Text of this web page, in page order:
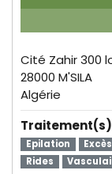
Cité Zahir 300
28000 M'SILA
Algérie
Epilation
Rides